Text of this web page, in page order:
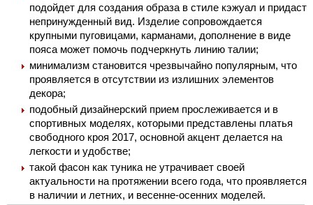
подойдет для создания образа в стиле кэжуал и придаст
непринужденный вид. Изделие сопровождается
крупными пуговицами, карманами, дополнение в виде
пояса может помочь подчеркнуть линию талии;
минимализм становится чрезвычайно популярным, что
проявляется в отсутствии из излишних элементов
декора;
подобный дизайнерский прием прослеживается и в
спортивных моделях, которыми представлены платья
свободного кроя 2017, основной акцент делается на
легкости и удобстве;
такой фасон как туника не утрачивает своей
актуальности на протяжении всего года, что проявляется
в наличии и летних, и весенне-осенних моделей.